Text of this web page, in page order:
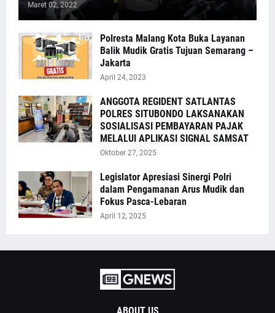
Maret 02, 2022
Polresta Malang Kota Buka Layanan
Balik Mudik Gratis Tujuan Semarang –
Jakarta
April 24, 2023
ANGGOTA REGIDENT SATLANTAS
POLRES SITUBONDO LAKSANAKAN
SOSIALISASI PEMBAYARAN PAJAK
MELALUI APLIKASI SIGNAL SAMSAT
Oktober 27, 2025
Legislator Apresiasi Sinergi Polri
dalam Pengamanan Arus Mudik dan
Fokus Pasca-Lebaran
April 12, 2025